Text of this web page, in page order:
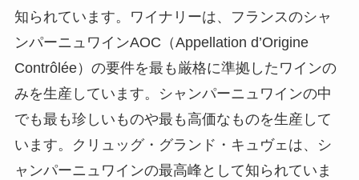
知られています。ワイナリーは、フランスのシャ
ンパーニュワインAOC（Appellation d’Origine
Contrôlée）の要件を最も厳格に準拠したワインの
みを生産しています。シャンパーニュワインの中
でも最も珍しいものや最も高価なものを生産して
います。クリュッグ・グランド・キュヴェは、シ
ャンパーニュワインの最高峰として知られていま